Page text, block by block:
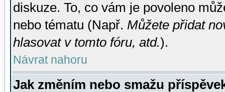
diskuze. To, co vám je povoleno
nebo tématu (Např. Můžete přidat
hlasovat v tomto fóru, atd.).
Návrat nahoru
Jak změním nebo smažu